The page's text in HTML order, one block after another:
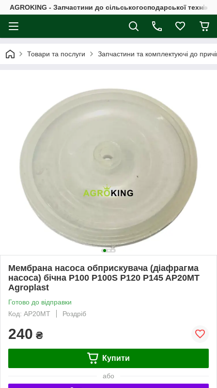
AGROKING - Запчастини до сільськогосподарської
Товари та послуги Запчастини та комплектуючі до
Мембрана насоса обприскувача (діафрагма
насоса) бічна P100 P100S P120 P145 AP20MT
Agroplast
Готово до відправки
Код: AP20MT
Роздріб
240 ₴
Купити
або